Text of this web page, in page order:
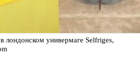
лондонском универмаге Selfriges,